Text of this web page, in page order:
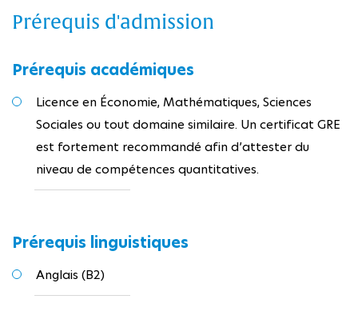
Prérequis d'admission
Prérequis académiques
Licence en Économie, Mathématiques, Sciences
Sociales ou tout domaine similaire. Un certificat GRE
est fortement recommandé afin d’attester du
niveau de compétences quantitatives.
Prérequis linguistiques
Anglais (B2)